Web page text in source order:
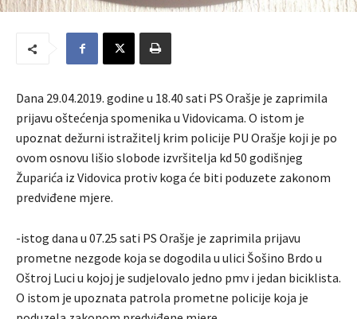
Dana 29.04.2019. godine u 18.40 sati PS Orašje je zaprimila
prijavu oštećenja spomenika u Vidovicama. O istom je
upoznat dežurni istražitelj krim policije PU Orašje koji je po
ovom osnovu lišio slobode izvršitelja kd 50 godišnjeg
Župarića iz Vidovica protiv koga će biti poduzete zakonom
predviđene mjere.
-istog dana u 07.25 sati PS Orašje je zaprimila prijavu
prometne nezgode koja se dogodila u ulici Šošino Brdo u
Oštroj Luci u kojoj je sudjelovalo jedno pmv i jedan biciklista.
O istom je upoznata patrola prometne policije koja je